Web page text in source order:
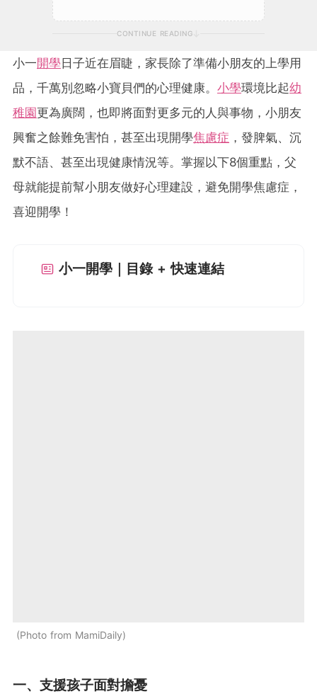
CONTINUE READING
小一開學日子近在眉睫，家長除了準備小朋友的上學用
品，千萬別忽略小寶貝們的心理健康。 小學環境比起幼
稚園更為廣闊，也即將面對更多元的人與事物，小朋友
興奮之餘難免害怕，甚至出現開學焦慮症 ，發脾氣、沉
默不語、甚至出現健康情況等。掌握以下8個重點，父
母就能提前幫小朋友做好心理建設，避免開學焦慮症，
喜迎開學！
小一開學｜目錄 + 快速連結
Photo from MamiDaily
一、支援孩子面對擔憂